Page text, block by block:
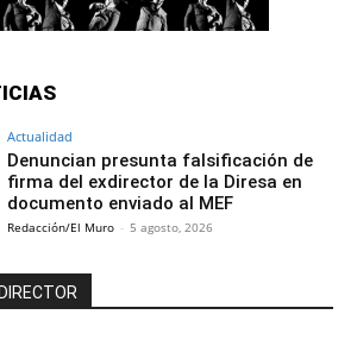
Actualidad
Denuncian presunta falsificación de
firma del exdirector de la Diresa en
documento enviado al MEF
Redacción/El Muro - 5 agosto, 2026